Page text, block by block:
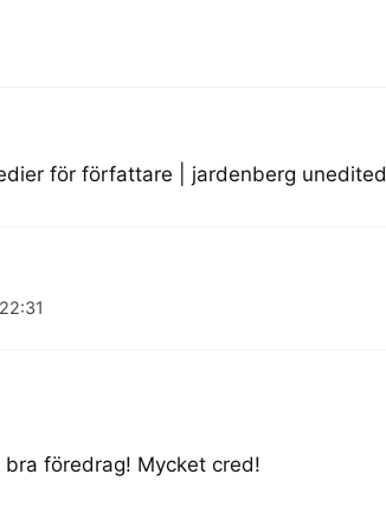
för författare | jardenberg unedited
föredrag! Mycket cred!